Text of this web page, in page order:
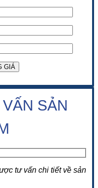
SẢN
tư vấn chi tiết về sản